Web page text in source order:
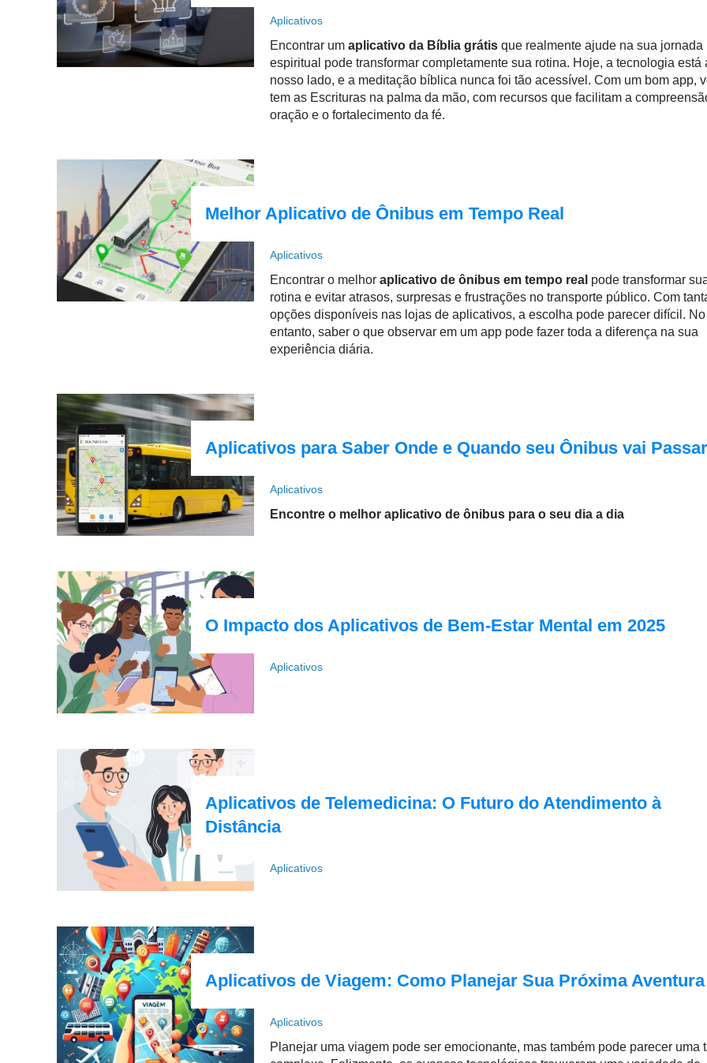
Aplicativos
Encontrar um aplicativo da Bíblia grátis que realmente ajude na sua jornada
espiritual pode transformar completamente sua rotina. Hoje, a tecnologia está
nosso lado, e a meditação bíblica nunca foi tão acessível. Com um bom app,
tem as Escrituras na palma da mão, com recursos que facilitam a
oração e o fortalecimento da fé.
Melhor Aplicativo de Ônibus em Tempo Real
Aplicativos
Encontrar o melhor aplicativo de ônibus em tempo real pode transformar
rotina e evitar atrasos, surpresas e frustrações no transporte público. Com
opções disponíveis nas lojas de aplicativos, a escolha pode parecer difícil. No
entanto, saber o que observar em um app pode fazer toda a diferença na sua
experiência diária.
Aplicativos para Saber Onde e Quando seu Ônibus vai Passar
Aplicativos
Encontre o melhor aplicativo de ônibus para o seu dia a dia
O Impacto dos Aplicativos de Bem-Estar Mental em 2025
Aplicativos
Aplicativos de Telemedicina: O Futuro do Atendimento à
Distância
Aplicativos
Aplicativos de Viagem: Como Planejar Sua Próxima Aventura
Aplicativos
Planejar uma viagem pode ser emocionante, mas também pode parecer uma